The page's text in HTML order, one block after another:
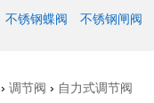
不锈钢蝶阀 不锈钢闸阀
› 调节阀 › 自力式调节阀